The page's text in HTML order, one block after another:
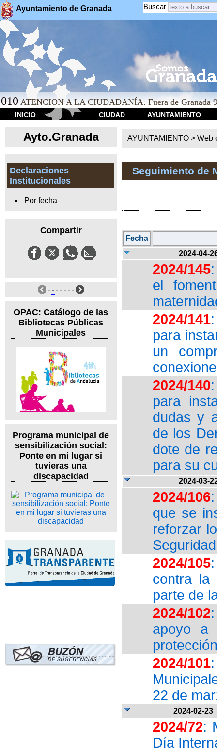
Ayuntamiento de Granada Buscar
010 ATENCION A LA CIUDADANÍA. Fuera de Granada
INICIO CIUDAD AYUNTAMIENTO
Ayto.Granada
Declaraciones
Institucionales
Por fecha
Compartir
OPAC: Catálogo de las
Bibliotecas Públicas
Municipales
Programa municipal de
sensibilización social:
Ponte en mi lugar si
tuvieras una
discapacidad
AYUNTAMIENTO > Web
Seguimiento de
Fecha
2024-04-
2024/145
el
2024/141
para
un
2024/140
para
dudas y
de los
dote de
para su
2024-03-
2024/106
que se
reforzar
2024/105
contra la
parte de
2024/102
apoyo a
2024/101
22 de
2024-02-23
2024/72:
Día